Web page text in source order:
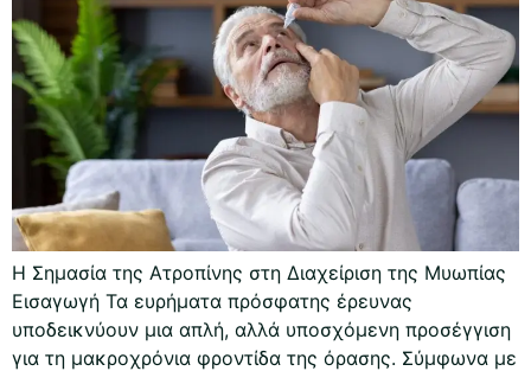
Η Σημασία της Ατροπίνης στη Διαχείριση της Μυωπίας
Εισαγωγή Τα ευρήματα πρόσφατης έρευνας
υποδεικνύουν μια απλή, αλλά υποσχόμενη προσέγγιση
για τη μακροχρόνια φροντίδα της όρασης. Σύμφωνα με